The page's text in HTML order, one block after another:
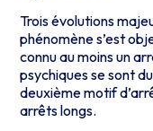
Trois évolutions
phénomène s’est
connu au moins un
psychiques se sont
deuxième motif
arrêts longs.